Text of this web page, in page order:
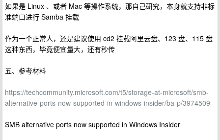
如果是 Linux 、或者 Mac 等操作系统，那自己研究，本身就支持非标
准端口进行 Samba 挂载
作为一个正常人，还是建议使用 cd2 挂载阿里云盘、123 盘、115 盘
这种东西，毕竟便宜量大，还有秒传
五、参考材料
https://techcommunity.microsoft.com/t5/storage-at-microsoft/smb-
alternative-ports-now-supported-in-windows-insider/ba-p/3974509
SMB alternative ports now supported in Windows Insider